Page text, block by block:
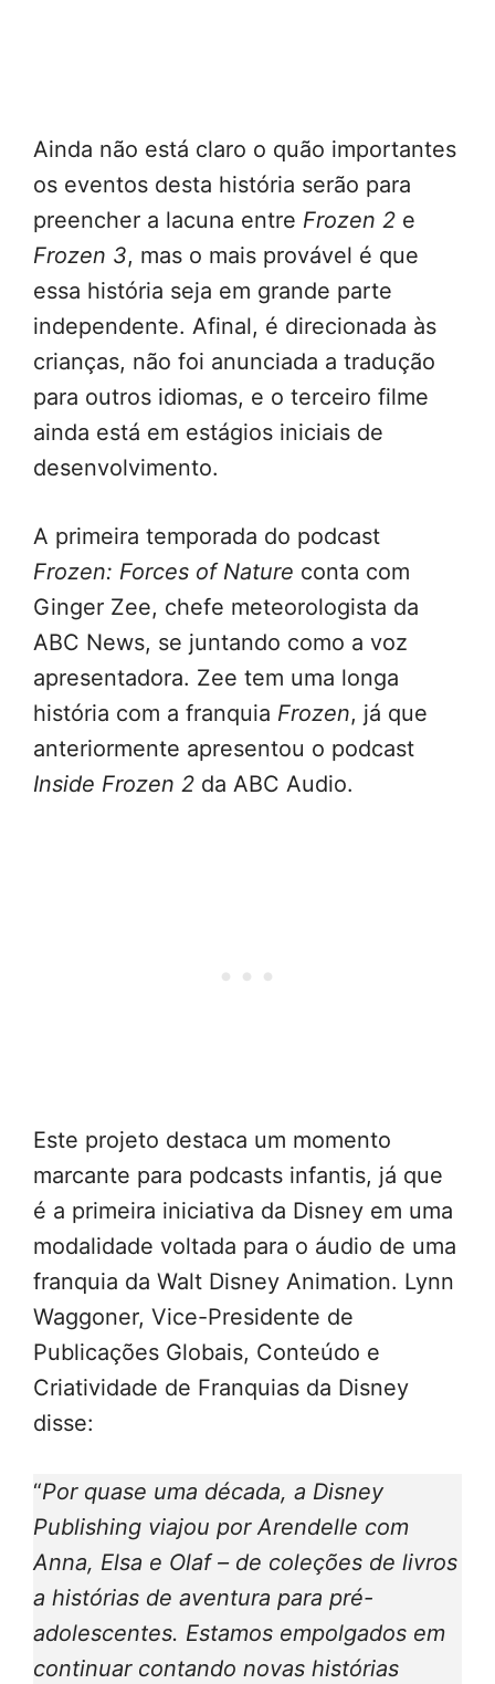
Ainda não está claro o quão importantes
os eventos desta história serão para
preencher a lacuna entre Frozen 2 e
Frozen 3, mas o mais provável é que
essa história seja em grande parte
independente. Afinal, é direcionada às
crianças, não foi anunciada a tradução
para outros idiomas, e o terceiro filme
ainda está em estágios iniciais de
desenvolvimento.
A primeira temporada do podcast
Frozen: Forces of Nature conta com
Ginger Zee, chefe meteorologista da
ABC News, se juntando como a voz
apresentadora. Zee tem uma longa
história com a franquia Frozen, já que
anteriormente apresentou o podcast
Inside Frozen 2 da ABC Audio.
Este projeto destaca um momento
marcante para podcasts infantis, já que
é a primeira iniciativa da Disney em uma
modalidade voltada para o áudio de uma
franquia da Walt Disney Animation. Lynn
Waggoner, Vice-Presidente de
Publicações Globais, Conteúdo e
Criatividade de Franquias da Disney
disse:
“Por quase uma década, a Disney
Publishing viajou por Arendelle com
Anna, Elsa e Olaf – de coleções de livros
a histórias de aventura para pré-
adolescentes. Estamos empolgados em
continuar contando novas histórias